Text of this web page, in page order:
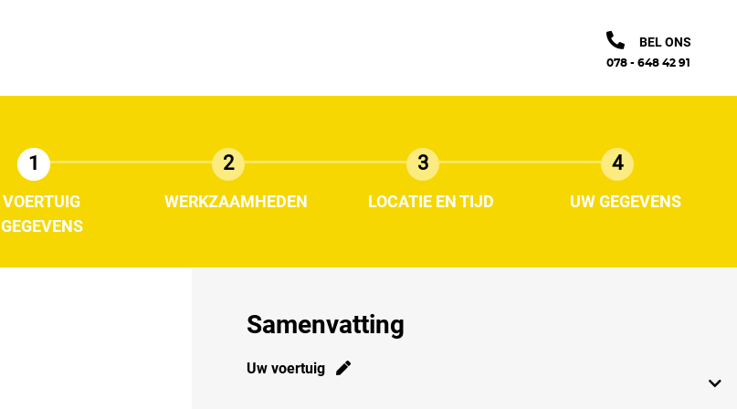
BEL ONS
078 - 648 42 91
1
VOERTUIG
GEGEVENS
2
WERKZAAMHEDEN
3
LOCATIE EN TIJD
4
UW GEGEVENS
Samenvatting
Uw voertuig